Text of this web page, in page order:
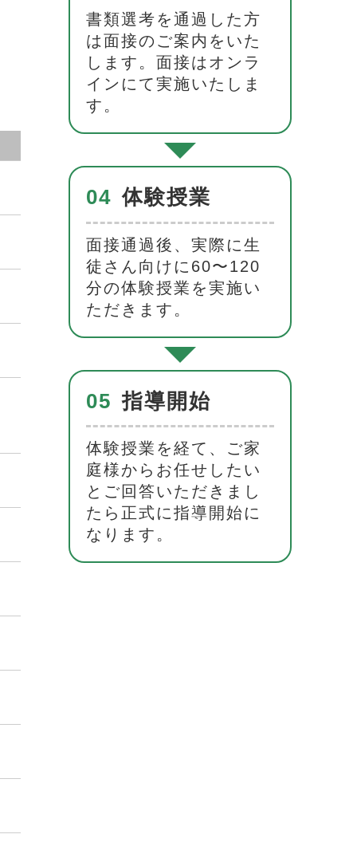
書類選考を通過した方
は面接のご案内をいた
します。面接はオンラ
インにて実施いたしま
す。
04 体験授業
面接通過後、実際に生
徒さん向けに60〜120
分の体験授業を実施い
ただきます。
05 指導開始
体験授業を経て、ご家
庭様からお任せしたい
とご回答いただきまし
たら正式に指導開始に
なります。